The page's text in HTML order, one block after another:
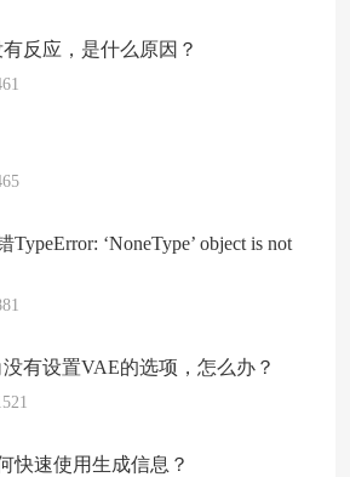
反应，是什么原因？
TypeError: ‘NoneType’ object is not
有设置VAE的选项，怎么办？
快速使用生成信息？